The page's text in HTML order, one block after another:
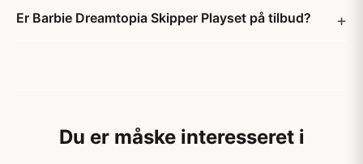
Er Barbie Dreamtopia Skipper Playset på tilbud?
Du er måske interesseret i